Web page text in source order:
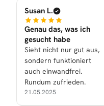
Susan L.
Genau das, was ich
gesucht habe
Sieht nicht nur gut aus,
sondern funktioniert
auch einwandfrei.
Rundum zufrieden.
21.05.2025